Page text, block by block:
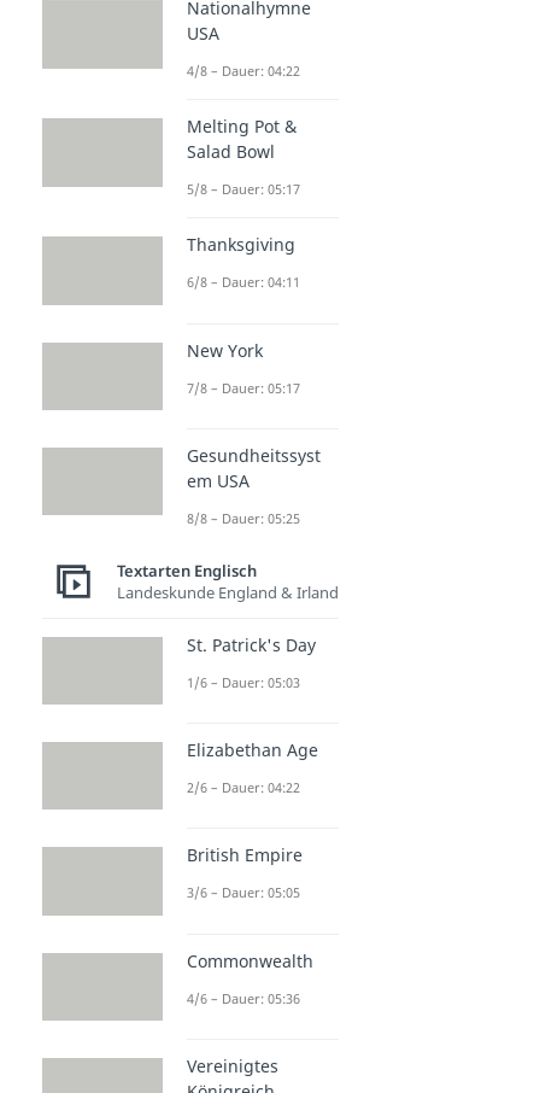
Nationalhymne
USA
4/8 – Dauer: 04:22
Melting Pot &
Salad Bowl
5/8 – Dauer: 05:17
Thanksgiving
6/8 – Dauer: 04:11
New York
7/8 – Dauer: 05:17
Gesundheitssyst
em USA
8/8 – Dauer: 05:25
Textarten Englisch
Landeskunde England & Irland
St. Patrick's Day
1/6 – Dauer: 05:03
Elizabethan Age
2/6 – Dauer: 04:22
British Empire
3/6 – Dauer: 05:05
Commonwealth
4/6 – Dauer: 05:36
Vereinigtes